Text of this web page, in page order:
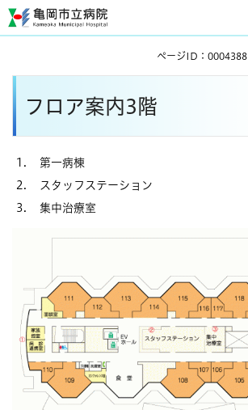
ペ
ー
メ
ニ
ページID：0004388
フロア案内3階
第一病棟
スタッフステーション
集中治療室